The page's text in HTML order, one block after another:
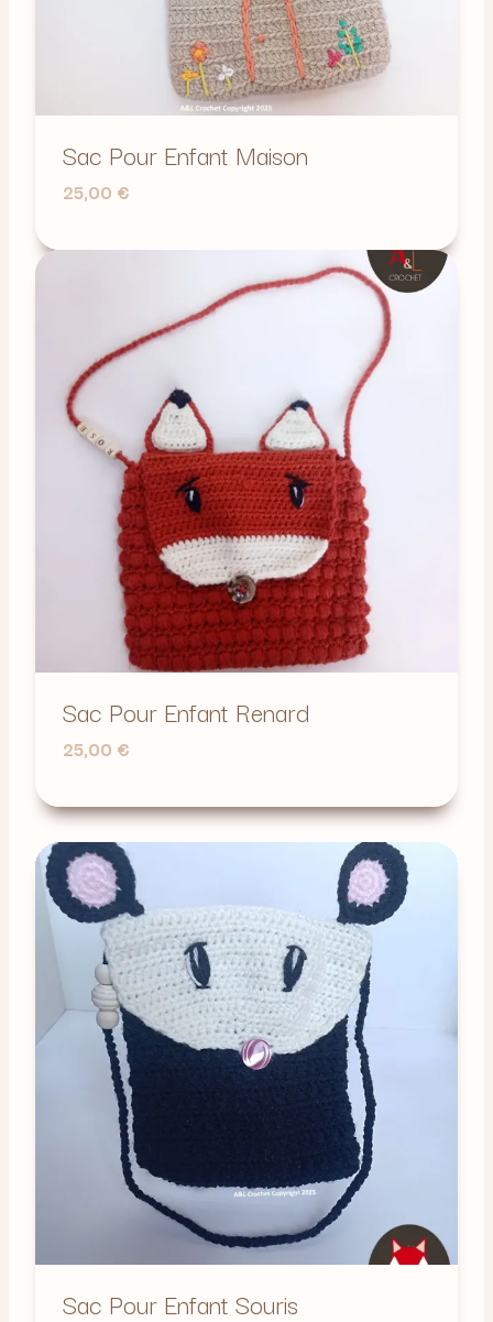
Sac Pour Enfant Maison
25,00 €
Sac Pour Enfant Renard
25,00 €
Sac Pour Enfant Souris